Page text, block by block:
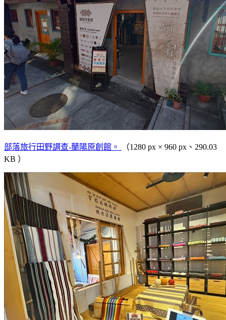
部落旅行田野調查-蘭陽原創館。
（1280 px × 960 px、290.03
KB ）